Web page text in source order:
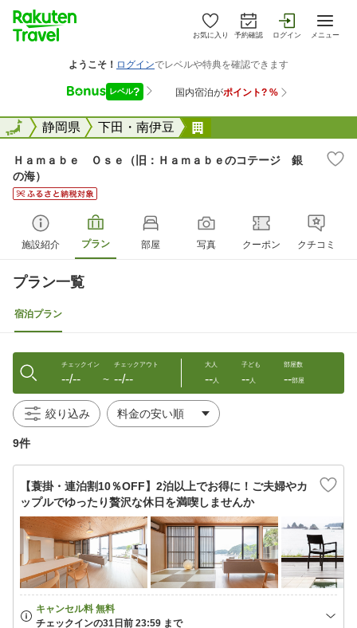
お気に入り 予約確認 ログイン メニュー
全国静岡県 下田・南伊豆
全国
Ｈａｍａｂｅ Ｏｓｅ（旧：Ｈａｍａｂｅのコテージ 銀
の海）
施設紹介 プラン 部屋 写真 クーポン クチコミ
プラン一覧
宿泊プラン
チェックイン
--/-- 〜
チェックアウト
--/--
大人
--人
子ども
--人
部屋数
--部屋
絞り込み
9件
【蓑掛・連泊割10％OFF】2泊以上でお得に！ご夫婦やカ
ップルでゆったり贅沢な休日を満喫しませんか